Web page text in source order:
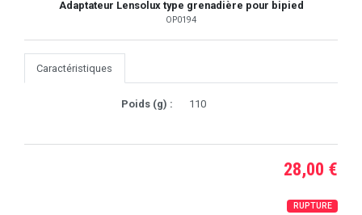
Adaptateur Lensolux type grenadière pour bipied
OP0194
Caractéristiques
Poids (g) : 110
28,00 €
RUPTURE